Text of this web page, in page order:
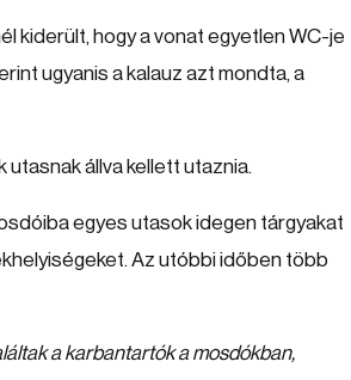
kiderült, hogy a vonat egyetlen WC-je
ugyanis a kalauz azt mondta, a
állva kellett utaznia.
egyes utasok idegen tárgyakat
Az utóbbi időben több
a karbantartók a mosdókban,